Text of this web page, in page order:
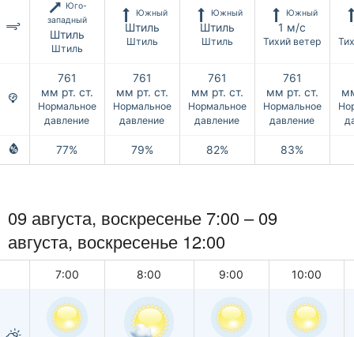
Юго-
западный
Штиль
Штиль
Южный
Штиль
Штиль
Южный
Штиль
Штиль
Южный
1 м/с
Тихий ветер
761
мм рт. ст.
Нормальное
давление
761
мм рт. ст.
Нормальное
давление
761
мм рт. ст.
Нормальное
давление
761
мм рт. ст.
Нормальное
давление
77% 79% 82% 83%
09 августа, воскресенье 7:00 –09
августа, воскресенье 12:00
7:00 8:00 9:00 10:00